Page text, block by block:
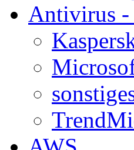
Antivirus -